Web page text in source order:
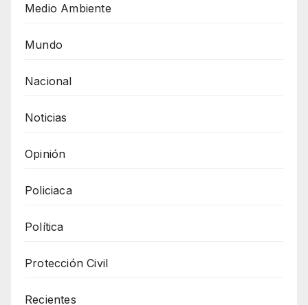
Medio Ambiente
Mundo
Nacional
Noticias
Opinión
Policiaca
Política
Protección Civil
Recientes